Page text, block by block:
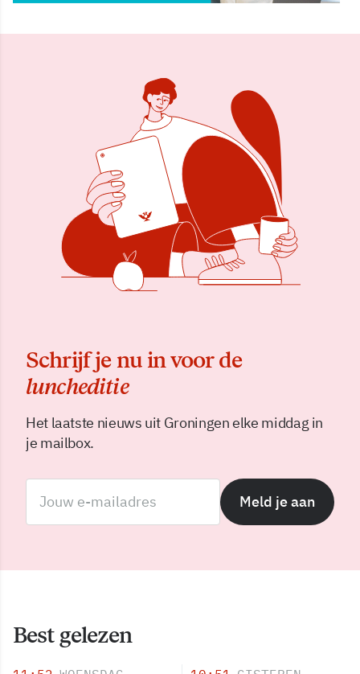
Schrijf je nu in voor de
luncheditie
Het laatste nieuws uit Groningen elke middag in
je mailbox.
Meld je aan
Best gelezen